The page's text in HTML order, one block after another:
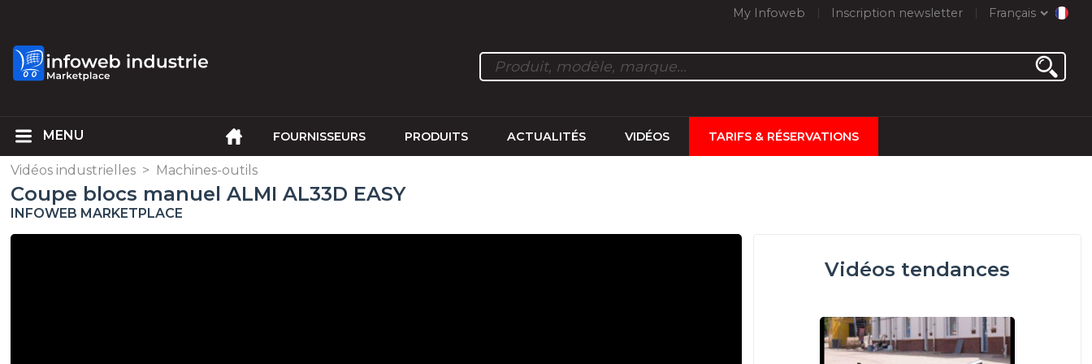
My Infoweb Inscription newsletter Français
FOURNISSEURS PRODUITS ACTUALITÉS VIDÉOS TARIFS & RÉSERVATIONS
Vidéos industrielles > Machines-outils
Coupe blocs manuel ALMI AL33D EASY
INFOWEB MARKETPLACE
Vidéos tendances